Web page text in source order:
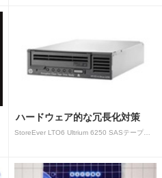
ハードウェア的な冗長化対策